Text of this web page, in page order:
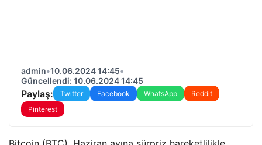
admin•10.06.2024 14:45•
Güncellendi: 10.06.2024 14:45
Paylaş: Twitter Facebook WhatsApp
Reddit
Pinterest